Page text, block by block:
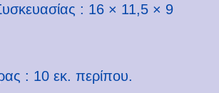
: 16 × 11,5 × 9
: 10 εκ. περίπου.